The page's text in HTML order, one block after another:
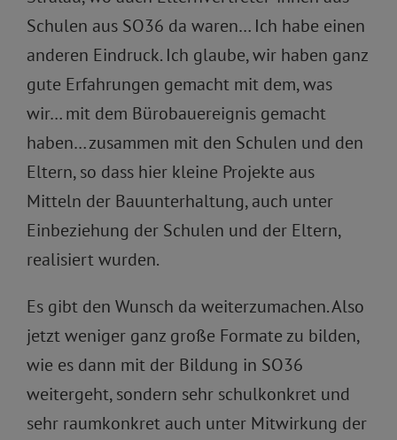
Schulen aus SO36 da waren… Ich habe einen
anderen Eindruck. Ich glaube, wir haben ganz
gute Erfahrungen gemacht mit dem, was
wir… mit dem Bürobauereignis gemacht
haben… zusammen mit den Schulen und den
Eltern, so dass hier kleine Projekte aus
Mitteln der Bauunterhaltung, auch unter
Einbeziehung der Schulen und der Eltern,
realisiert wurden.
Es gibt den Wunsch da weiterzumachen. Also
jetzt weniger ganz große Formate zu bilden,
wie es dann mit der Bildung in SO36
weitergeht, sondern sehr schulkonkret und
sehr raumkonkret auch unter Mitwirkung der